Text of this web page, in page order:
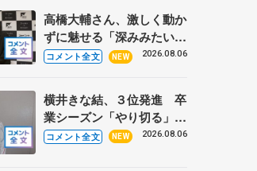
高橋大輔さん、激しく動か
ずに魅せる「深みみたいな
ものは出てきている？」
あい
コメント全文 NEW 2026.08.06
横井きな結、３位発進 卒
業シーズン「やり切る」
【みなとアクルス杯SP】
コメント全文 NEW 2026.08.06